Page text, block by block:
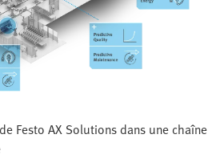
Festo AX Solutions dans une chaîne